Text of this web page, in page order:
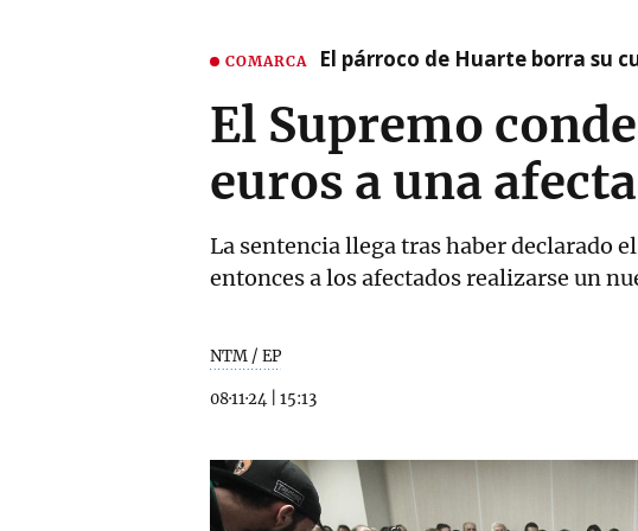
COMARCA El párroco de Huarte borra su
El Supremo
euros a una
La sentencia llega tras haber declarado
entonces a los afectados realizarse un
NTM / EP
08·11·24 15:13